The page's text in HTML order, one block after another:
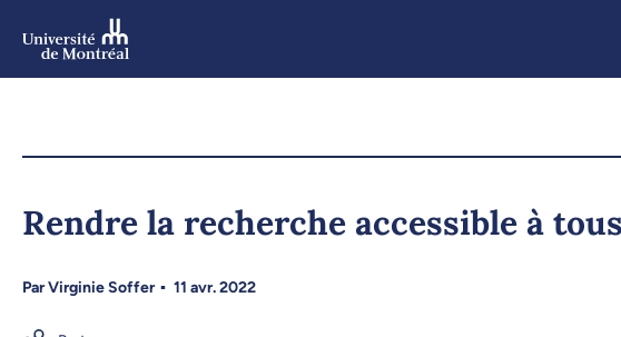
Rendre la recherche accessible à tous
ParVirginie Soffer 11 avr. 2022